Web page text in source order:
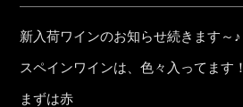
新入荷ワインのお知らせ続きます～♪
スペインワインは、色々入ってます！
まずは赤